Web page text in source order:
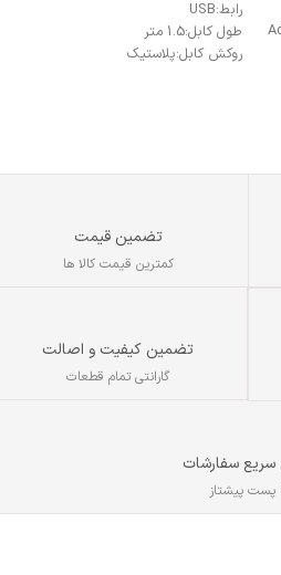
رابط:USB
طول کابل:1.5 متر
روکش کابل:پلاستیک
تضمین قیمت
کمترین قیمت کالا ها
تضمین کیفیت و اصالت
گارانتی تمام قطعات
سریع سفارشات
پست پیشتاز